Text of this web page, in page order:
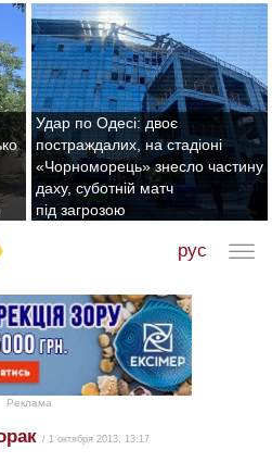
Удар по Одесі: двоє
постраждалих, на стадіоні
«Чорноморець» знесло частину
даху, суботній матч
під загрозою
рус
Реклама
/ 1 октября 2013, 13:17